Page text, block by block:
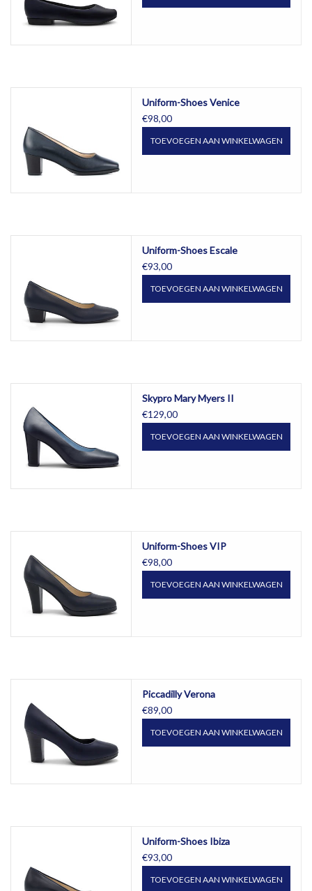
Uniform-Shoes Venice
€98,00
TOEVOEGEN AAN WINKELWAGEN
Uniform-Shoes Escale
€93,00
TOEVOEGEN AAN WINKELWAGEN
Skypro Mary Myers II
€129,00
TOEVOEGEN AAN WINKELWAGEN
Uniform-Shoes VIP
€98,00
TOEVOEGEN AAN WINKELWAGEN
Piccadilly Verona
€89,00
TOEVOEGEN AAN WINKELWAGEN
Uniform-Shoes Ibiza
€93,00
TOEVOEGEN AAN WINKELWAGEN